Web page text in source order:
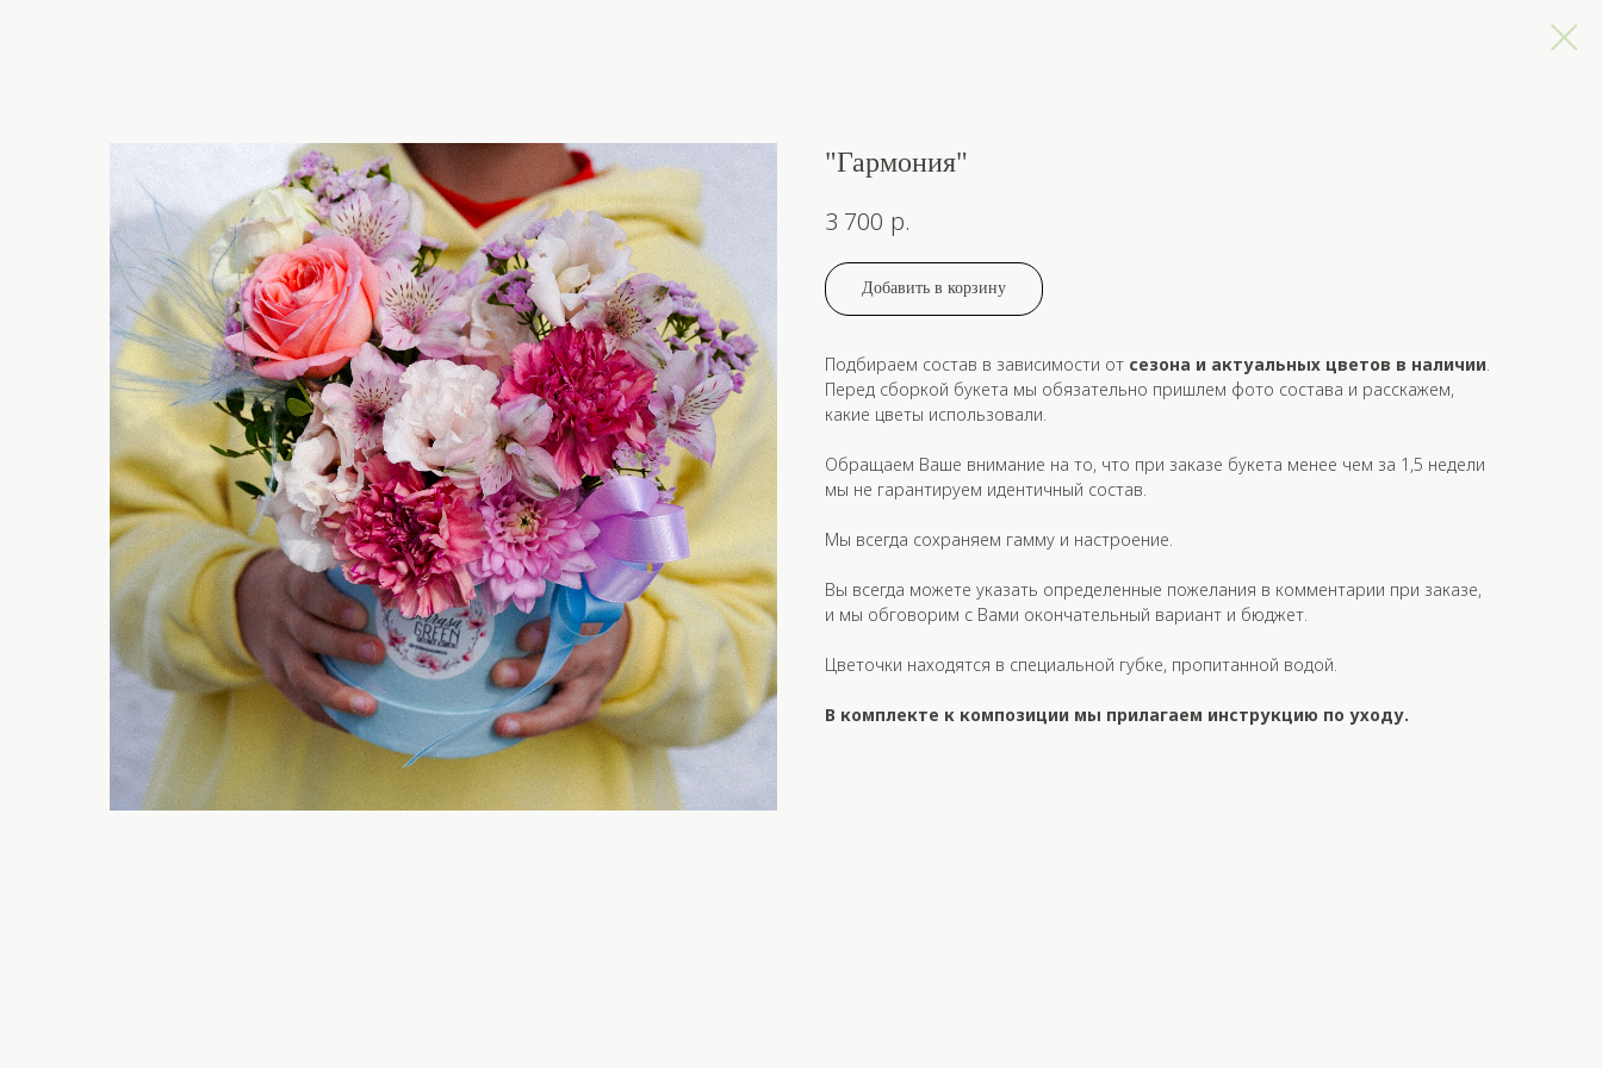
"Гармония"
3 700 р.
Добавить в корзину
Подбираем состав в зависимости от сезона и актуальных цветов в наличии
Перед сборкой букета мы обязательно пришлем фото состава и расскажем,
какие цветы использовали.
Обращаем Ваше внимание на то, что при заказе букета менее чем за 1,5 недели
мы не гарантируем идентичный состав.
Мы всегда сохраняем гамму и настроение.
Вы всегда можете указать определенные пожелания в комментарии при заказе,
и мы обговорим с Вами окончательный вариант и бюджет.
Цветочки находятся в специальной губке, пропитанной водой.
В комплекте к композиции мы прилагаем инструкцию по уходу.